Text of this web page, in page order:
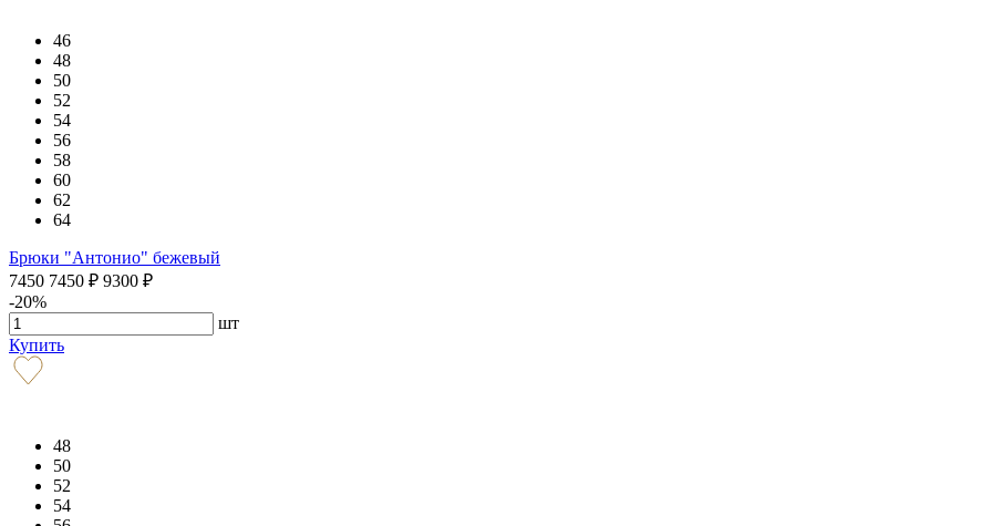
46
48
50
52
54
56
58
60
62
64
Брюки "Антонио" бежевый
7450 7450 ₽ 9300 ₽
-20%
шт
Купить
48
50
52
54